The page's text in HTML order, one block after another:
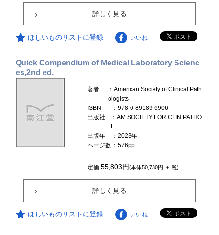
詳しく見る
ほしいものリストに登録 いいね
Quick Compendium of Medical Laboratory Scienc
es,2nd ed.
著者
：American Society of Clinical Path
ologists
ISBN
：978-0-89189-6906
出版社
：AM.SOCIETY FOR CLIN.PATHO
L.
出版年
：2023年
ページ数 ：576pp.
定価55,803円(本体50,730円 ＋ 税)
詳しく見る
ほしいものリストに登録 いいね